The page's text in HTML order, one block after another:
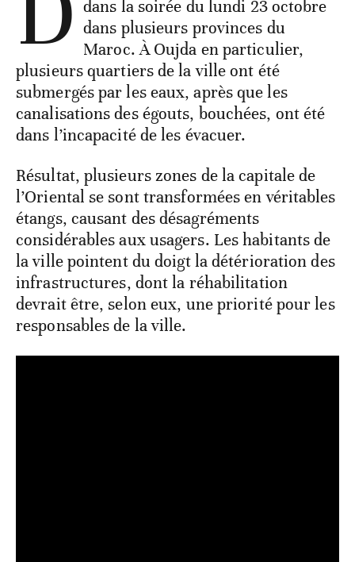
dans la soirée du lundi 23 octobre
dans plusieurs provinces du
Maroc. À Oujda en particulier,
plusieurs quartiers de la ville ont été
submergés par les eaux, après que les
canalisations des égouts, bouchées, ont été
dans l’incapacité de les évacuer.
Résultat, plusieurs zones de la capitale de
l’Oriental se sont transformées en véritables
étangs, causant des désagréments
considérables aux usagers. Les habitants de
la ville pointent du doigt la détérioration des
infrastructures, dont la réhabilitation
devrait être, selon eux, une priorité pour les
responsables de la ville.